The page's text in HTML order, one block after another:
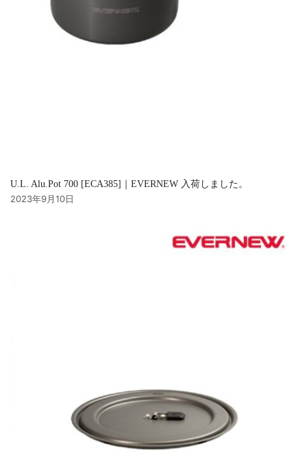
U.L. Alu.Pot 700 [ECA385]｜EVERNEW 入荷しました。
2023年9月10日